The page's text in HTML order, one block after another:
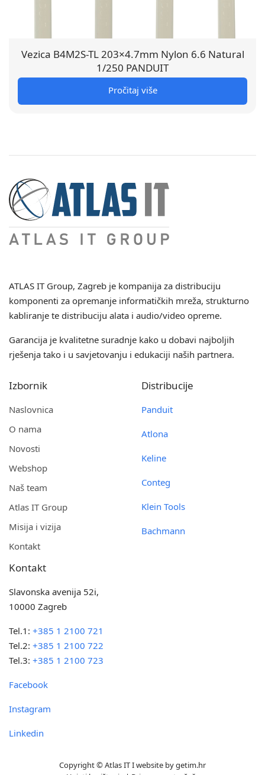
Vezica B4M2S-TL 203×4.7mm Nylon 6.6 Natural
1/250 PANDUIT
Pročitaj više
ATLAS IT Group, Zagreb je kompanija za distribuciju
komponenti za opremanje informatičkih mreža, strukturno
kabliranje te distribuciju alata i audio/video opreme.
Garancija je kvalitetne suradnje kako u dobavi najboljih
rješenja tako i u savjetovanju i edukaciji naših partnera.
Izbornik
Naslovnica
O nama
Novosti
Webshop
Naš team
Atlas IT Group
Misija i vizija
Kontakt
Distribucije
Panduit
Atlona
Keline
Conteg
Klein Tools
Bachmann
Kontakt
Slavonska avenija 52i,
10000 Zagreb
Tel.1:+385 1 2100 721
Tel.2:+385 1 2100 722
Tel.3:+385 1 2100 723
Facebook
Instagram
Linkedin
Copyright © Atlas IT I website bygetim.hr